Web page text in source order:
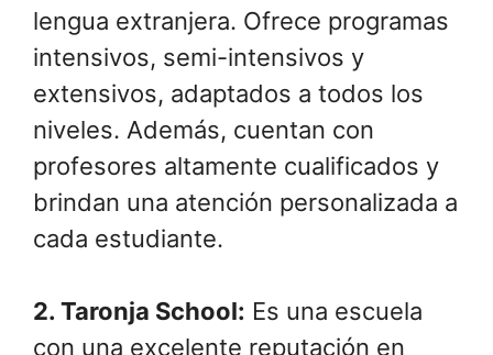
lengua extranjera. Ofrece programas
intensivos, semi-intensivos y
extensivos, adaptados a todos los
niveles. Además, cuentan con
profesores altamente cualificados y
brindan una atención personalizada a
cada estudiante.
2. Taronja School: Es una escuela
con una excelente reputación en